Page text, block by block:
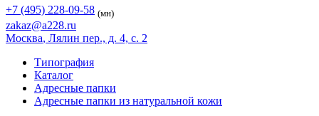
+7 (495) 228-09-58 (мн)
zakaz@a228.ru
Москва, Лялин пер., д. 4, с. 2
Типография
Каталог
Адресные папки
Адресные папки из натуральной кожи